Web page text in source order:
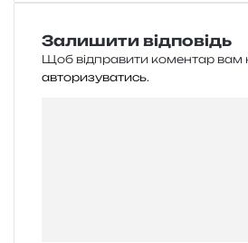
Залишити відповідь
Щоб відправити коментар вам
авторизуватись.